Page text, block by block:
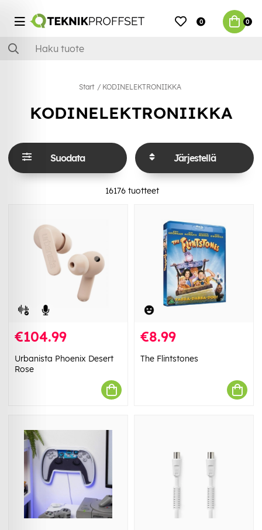
0 0
Start KODINELEKTRONIIKKA
KODINELEKTRONIIKKA
Suodata Järjestellä
16176 tuotteet
€104.99
Urbanista Phoenix Desert
Rose
€8.99
The Flintstones